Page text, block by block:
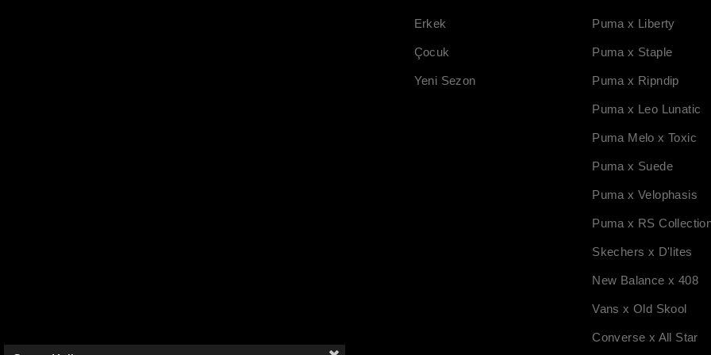
Erkek
Çocuk
Yeni Sezon
Puma x Liberty
Puma x Staple
Puma x Ripndip
Puma x Leo Lunatic
Puma Melo x Toxic
Puma x Suede
Puma x Velophasis
Puma x RS
Skechers x D'lites
New Balance x 408
Vans x Old Skool
Converse x All Star